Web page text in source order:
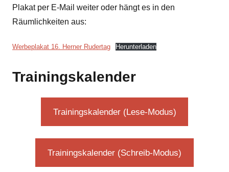
Plakat per E-Mail weiter oder hängt es in den
Räumlichkeiten aus:
Werbeplakat 16. Herner Rudertag Herunterladen
Trainingskalender
Trainingskalender (Lese-Modus)
Trainingskalender (Schreib-Modus)